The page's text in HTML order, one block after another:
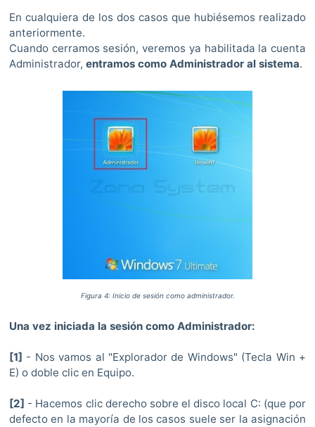
En cualquiera de los dos casos que hubiésemos realizado
anteriormente.
Cuando cerramos sesión, veremos ya habilitada la cuenta
Administrador, entramos como Administrador al sistema.
Figura 4: Inicio de sesión como administrador.
Una vez iniciada la sesión como Administrador:
[1] - Nos vamos al "Explorador de Windows" (Tecla Win +
E) o doble clic en Equipo.
[2] - Hacemos clic derecho sobre el disco local C: (que por
defecto en la mayoría de los casos suele ser la asignación